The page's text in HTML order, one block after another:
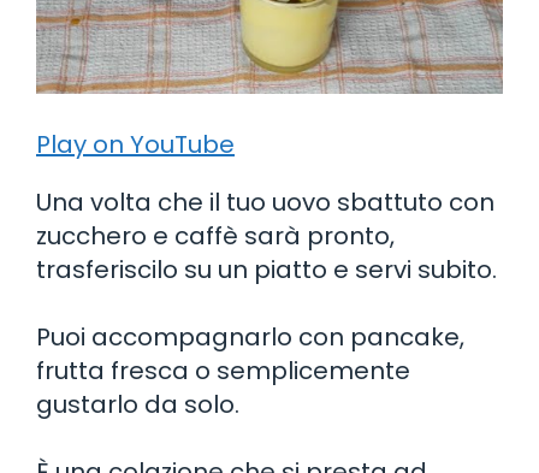
Play on YouTube
Una volta che il tuo uovo sbattuto con
zucchero e caffè sarà pronto,
trasferiscilo su un piatto e servi subito.
Puoi accompagnarlo con pancake,
frutta fresca o semplicemente
gustarlo da solo.